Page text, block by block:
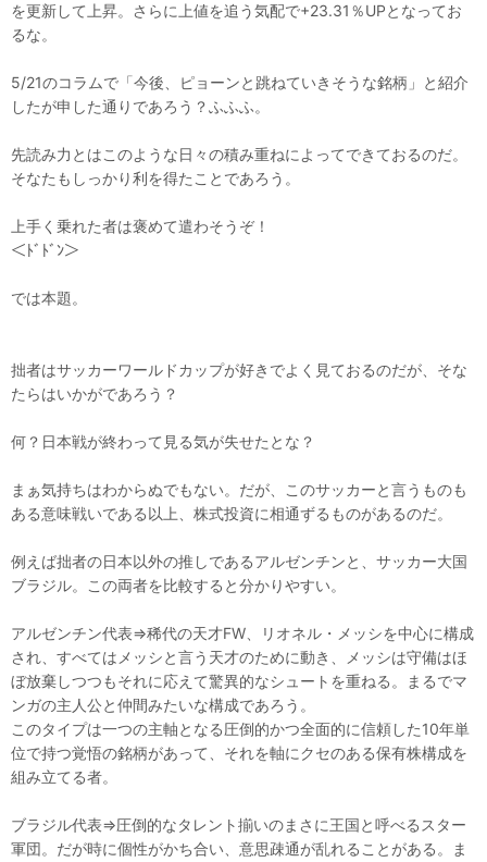
を更新して上昇。さらに上値を追う気配で+23.31％UPとなってお
るな。
5/21のコラムで「今後、ピョーンと跳ねていきそうな銘柄」と紹介
したが申した通りであろう？ふふふ。
先読み力とはこのような日々の積み重ねによってできておるのだ。
そなたもしっかり利を得たことであろう。
上手く乗れた者は褒めて遣わそうぞ！
＜ﾄﾞﾄﾞﾝ＞
では本題。
拙者はサッカーワールドカップが好きでよく見ておるのだが、そな
たらはいかがであろう？
何？日本戦が終わって見る気が失せたとな？
まぁ気持ちはわからぬでもない。だが、このサッカーと言うものも
ある意味戦いである以上、株式投資に相通ずるものがあるのだ。
例えば拙者の日本以外の推しであるアルゼンチンと、サッカー大国
ブラジル。この両者を比較すると分かりやすい。
アルゼンチン代表⇒稀代の天才FW、リオネル・メッシを中心に構成
され、すべてはメッシと言う天才のために動き、メッシは守備はほ
ぼ放棄しつつもそれに応えて驚異的なシュートを重ねる。まるでマ
ンガの主人公と仲間みたいな構成であろう。
このタイプは一つの主軸となる圧倒的かつ全面的に信頼した10年単
位で持つ覚悟の銘柄があって、それを軸にクセのある保有株構成を
組み立てる者。
ブラジル代表⇒圧倒的なタレント揃いのまさに王国と呼べるスター
軍団。だが時に個性がかち合い、意思疎通が乱れることがある。ま